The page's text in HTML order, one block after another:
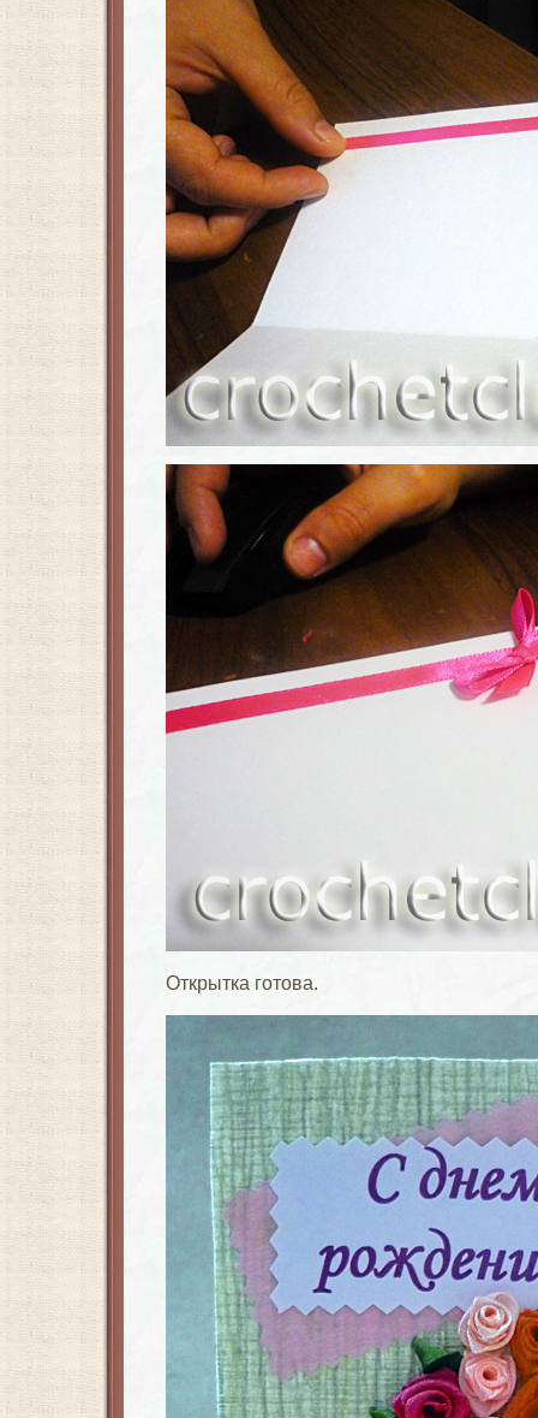
Открытка готова.